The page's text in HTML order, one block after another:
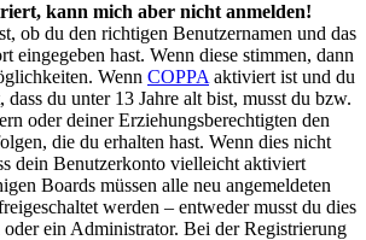
kann mich aber nicht anmelden!
ob du den richtigen Benutzernamen und das
eingegeben hast. Wenn diese stimmen, dann
Wenn COPPA aktiviert ist und du
dass du unter 13 Jahre alt bist, musst du bzw.
oder deiner Erziehungsberechtigten den
die du erhalten hast. Wenn dies nicht
dein Benutzerkonto vielleicht aktiviert
Boards müssen alle neu angemeldeten
werden – entweder musst du dies
oder ein Administrator. Bei der Registrierung